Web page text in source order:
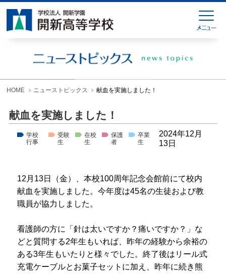
HOME ニューストピックス 献血を実施しました！
献血を実施しました！
学校
行事
受験
生
在校
生
保護
者
卒業
生
2024年12月
13日
12月13日（金）、本校100周年記念会館前にて校内
献血を実施しました。今年度は45名の生徒および教
職員が協力しました。
看護師の方に「針は太いですか？痛いですか？」な
どと質問する2年生もいれば、昨年の経験から余裕の
ある3年生もいたりと様々でした。終了後はリール式
充電ケーブルとお菓子セットに加え、昨年に続き熊
HOME
緊急連絡
ニューストピックス
学校生活
入試情報
お問い合わせ
プライバシーポリシー
サイトマップ